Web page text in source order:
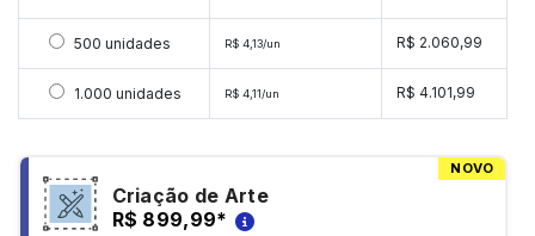
Selecionar 500 unidades
500 unidades R$ 4,13/un R$ 2.060,99
Selecionar 1000 unidades
1.000 unidades R$ 4,11/un R$ 4.101,99
NOVO
Criação de Arte
R$ 899,99*